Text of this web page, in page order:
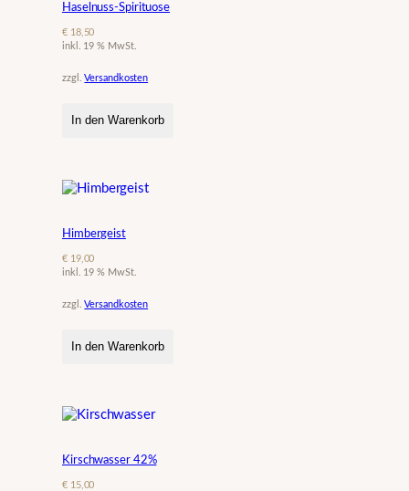
Haselnuss-Spirituose
€18,50
inkl. 19 % MwSt.
zzgl.Versandkosten
In den Warenkorb
Himbergeist
€19,00
inkl. 19 % MwSt.
zzgl.Versandkosten
In den Warenkorb
Kirschwasser 42%
€15,00